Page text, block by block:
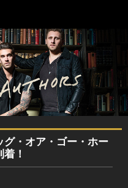
グ・オア・ゴー・ホー
！